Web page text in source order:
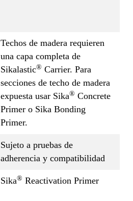
Techos de madera requieren
una capa completa de
Sikalastic® Carrier. Para
secciones de techo de madera
expuesta usar Sika® Concrete
Primer o Sika Bonding
Primer.
Sujeto a pruebas de
adherencia y compatibilidad
Sika® Reactivation Primer